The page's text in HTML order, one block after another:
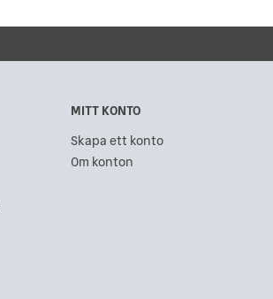
MITT KONTO
Skapa ett konto
Om konton